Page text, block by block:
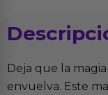
Deja que la
envuelva. Este